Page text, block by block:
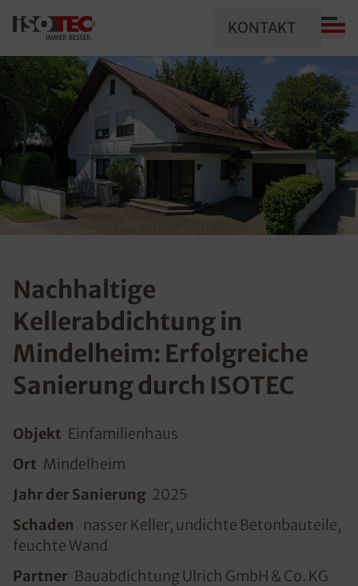
KONTAKT
Nachhaltige
Kellerabdichtung in
Mindelheim: Erfolgreiche
Sanierung durch ISOTEC
Objekt Einfamilienhaus
Ort Mindelheim
Jahr der Sanierung 2025
Schaden
nasser Keller, undichte Betonbauteile,
feuchte Wand
Partner Bauabdichtung Ulrich GmbH & Co. KG